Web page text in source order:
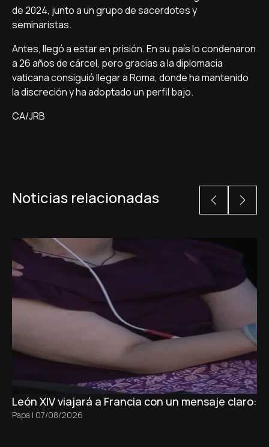
de 2024, junto a un grupo de sacerdotes y
seminaristas.
Antes, llegó a estar en prisión. En su país lo condenaron
a 26 años de cárcel, pero gracias a la diplomacia
vaticana consiguió llegar a Roma, donde ha mantenido
la discreción y ha adoptado un perfil bajo.
CA/JRB
Noticias relacionadas
León XIV viajará a Francia con un mensaje claro:
Papa | 07/08/2026